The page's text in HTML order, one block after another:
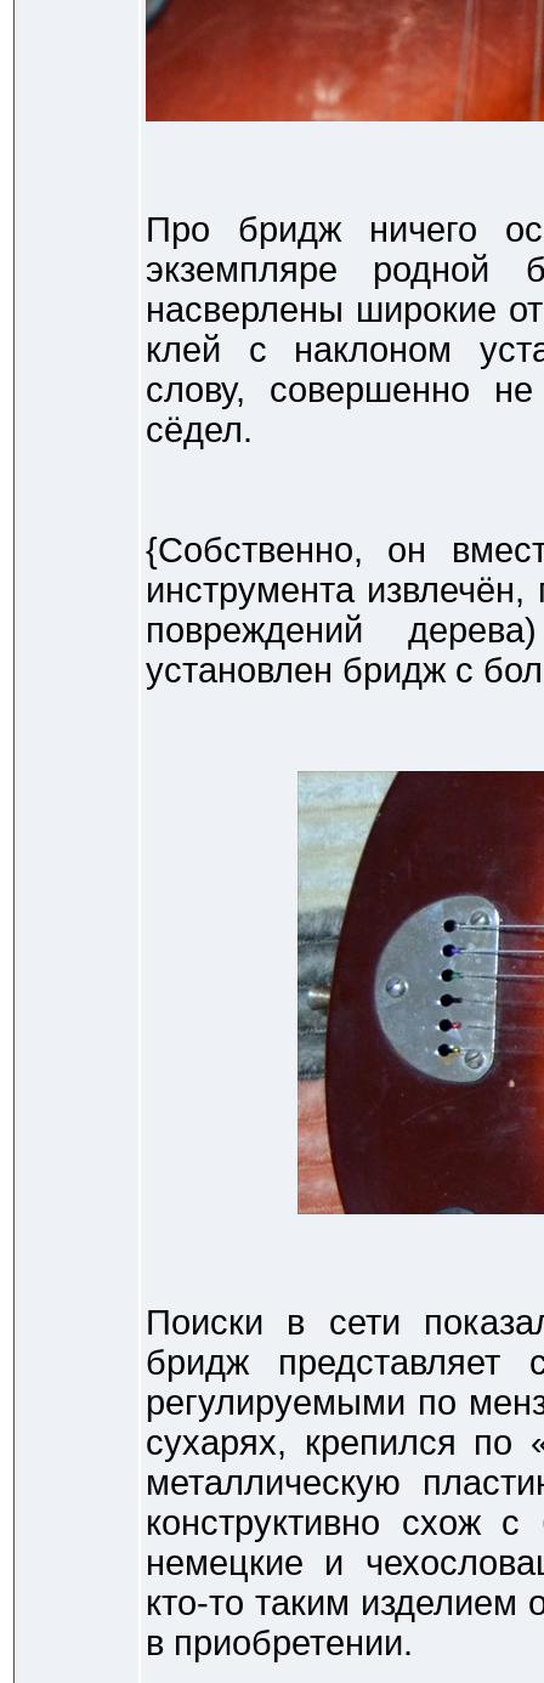
Про бридж ничего
экземпляре родной
насверлены широкие
клей с наклоном
слову, совершенно
сёдел.
{Собственно, он
инструмента
повреждений
установлен бридж с
Поиски в сети
бридж представляет
регулируемыми по
сухарях, крепился по
металлическую
конструктивно схож
немецкие и
кто-то таким изделием
в приобретении.